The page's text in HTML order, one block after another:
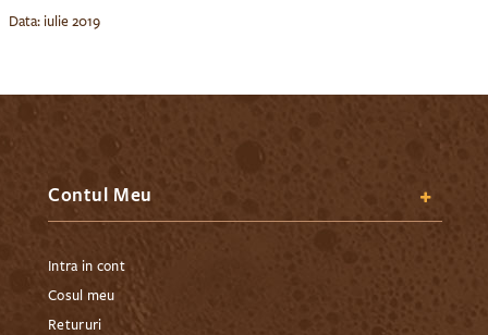
Data: iulie 2019
Contul Meu
Intra in cont
Cosul meu
Retururi